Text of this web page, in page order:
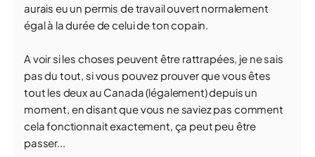
aurais eu un permis de travail ouvert normalement
égal à la durée de celui de ton copain.
A voir si les choses peuvent être rattrapées, je ne sais
pas du tout, si vous pouvez prouver que vous êtes
tout les deux au Canada (légalement) depuis un
moment, en disant que vous ne saviez pas comment
cela fonctionnait exactement, ça peut peu être
passer...